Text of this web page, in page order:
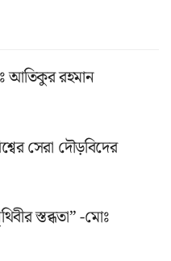
আতিকুর রহমান
সেরা দৌড়বিদের
স্তব্ধতা” -মোঃ